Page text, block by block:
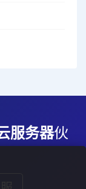
服务器伙